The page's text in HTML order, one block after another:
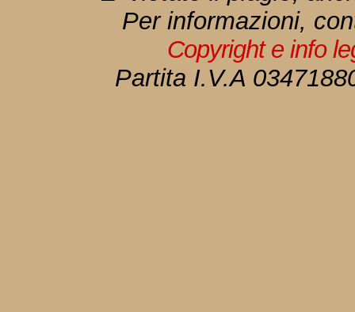
Per informazioni,
Copyright e info
Partita I.V.A